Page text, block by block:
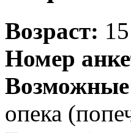
Возраст: 15
Номер
опека